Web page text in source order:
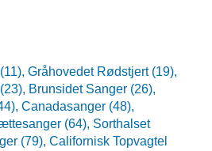
Gråhovedet Rødstjert (19),
Brunsidet Sanger (26),
Canadasanger (48),
(64), Sorthalset
(79), Californisk Topvagtel